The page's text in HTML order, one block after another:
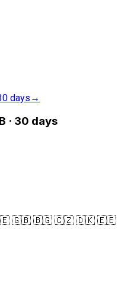
days →
· 30 days
🇬🇧 🇧🇬 🇨🇿 🇩🇰 🇪🇪